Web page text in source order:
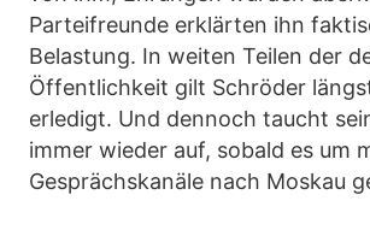
Parteifreunde erklärten ihn
Belastung. In weiten Teilen der
Öffentlichkeit gilt Schröder
erledigt. Und dennoch taucht
immer wieder auf, sobald es um
Gesprächskanäle nach Moskau